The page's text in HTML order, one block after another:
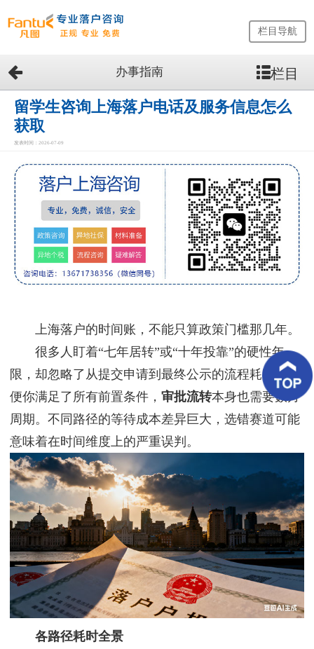
网
站
首
页
留
生
务
优
客
好
评
新
闻
资
讯
联
系
我
们
栏目导航
办事指南 栏目
留学生咨询上海落户电话及服务信息怎么
获取
发表时间：2026-07-09
上海落户的时间账，不能只算政策门槛那几年。
很多人盯着“七年居转”或“十年投靠”的硬性年
限，却忽略了从提交申请到最终公示的流程耗时。即
便你满足了所有前置条件， 审批流转本身也需要数月
周期。不同路径的等待成本差异巨大，选错赛道可能
意味着在时间维度上的严重误判。
各路径耗时全景